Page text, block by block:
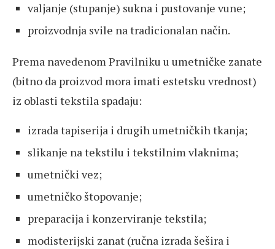
valjanje (stupanje) sukna i pustovanje vune;
proizvodnja svile na tradicionalan način.
Prema navedenom Pravilniku u umetničke zanate
(bitno da proizvod mora imati estetsku vrednost)
iz oblasti tekstila spadaju:
izrada tapiserija i drugih umetničkih tkanja;
slikanje na tekstilu i tekstilnim vlaknima;
umetnički vez;
umetničko štopovanje;
preparacija i konzerviranje tekstila;
modisterijski zanat (ručna izrada šešira i